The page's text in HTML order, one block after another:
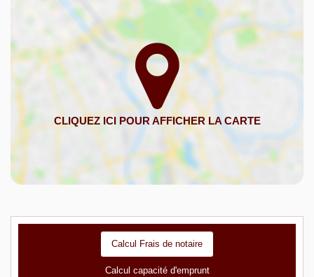
Calcul Frais de notaire
Calcul capacité d'emprunt